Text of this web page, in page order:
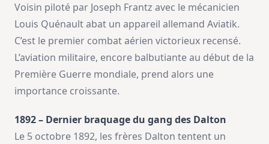
Voisin piloté par Joseph Frantz avec le mécanicien
Louis Quénault abat un appareil allemand Aviatik.
C’est le premier combat aérien victorieux recensé.
L’aviation militaire, encore balbutiante au début de la
Première Guerre mondiale, prend alors une
importance croissante.
1892 – Dernier braquage du gang des Dalton
Le 5 octobre 1892, les frères Dalton tentent un